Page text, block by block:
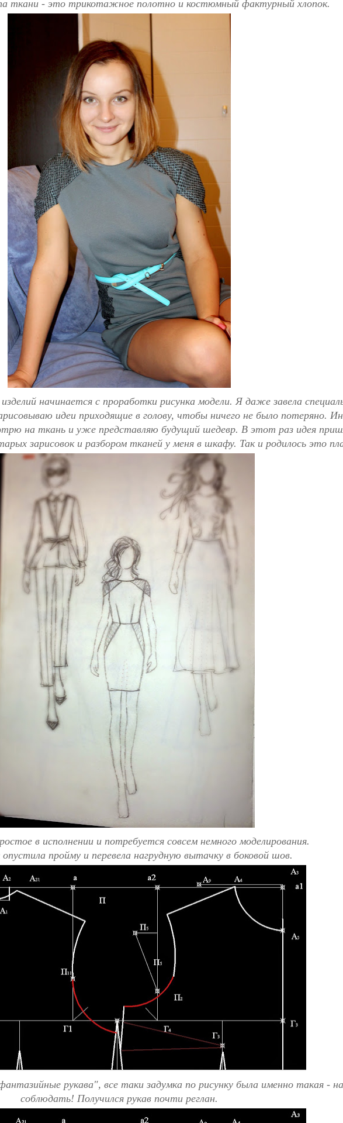
ткани - это трикотажное полотно и костюмный фактурный хлопок.
начинается с проработки рисунка модели. Я даже завела
идеи приходящие в голову, чтобы ничего не было потеряно.
на ткань и уже представляю будущий шедевр. В этот раз идея
зарисовок и разбором тканей у меня в шкафу. Так и родилось это
в исполнении и потребуется совсем немного моделирования.
опустила пройму и перевела нагрудную вытачку в боковой шов.
рукава", все таки задумка по рисунку была именно такая -
соблюдать! Получился рукав почти реглан.